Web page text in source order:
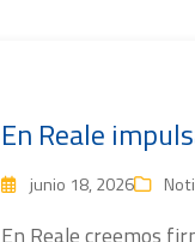
En Reale
junio 18, 2026
En Reale creemos